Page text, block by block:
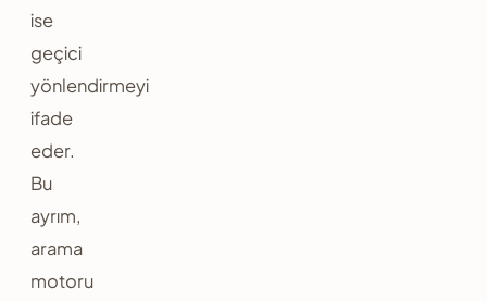
ise
geçici
yönlendirmeyi
ifade
eder.
Bu
ayrım,
arama
motoru